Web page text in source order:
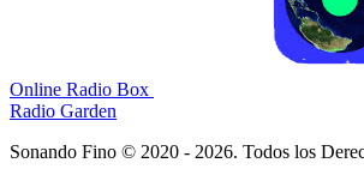
Online Radio Box
Radio Garden
Sonando Fino © 2020 - 2026. Todos los